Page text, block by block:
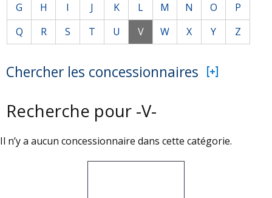
G
H I J K L M N O
P
Q
R S T U V W X Y Z
Chercher les concessionnaires
Recherche pour -V-
Il n’y a aucun concessionnaire dans cette catégorie.